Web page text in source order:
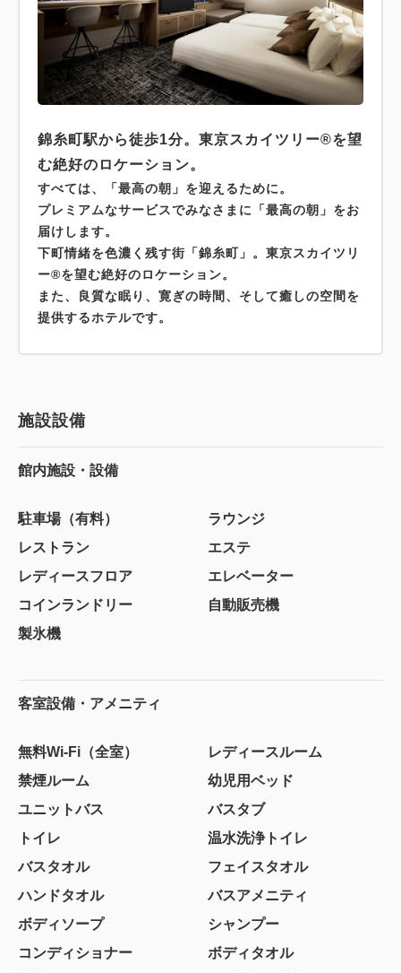
錦糸町駅から徒歩1分。東京スカイツリー®を望
む絶好のロケーション。
すべては、「最高の朝」を迎えるために。
プレミアムなサービスでみなさまに「最高の朝」をお
届けします。
下町情緒を色濃く残す街「錦糸町」。東京スカイツリ
ー®を望む絶好のロケーション。
また、良質な眠り、寛ぎの時間、そして癒しの空間を
施設設備
館内施設・設備
駐車場（有料）
ラウンジ
レストラン
エステ
レディースフロア
エレベーター
コインランドリー
自動販売機
製氷機
客室設備・アメニティ
無料Wi-Fi（全室）
レディースルーム
禁煙ルーム
幼児用ベッド
ユニットバス
バスタブ
トイレ
温水洗浄トイレ
バスタオル
フェイスタオル
ハンドタオル
バスアメニティ
ボディソープ
シャンプー
コンディショナー
ボディタオル